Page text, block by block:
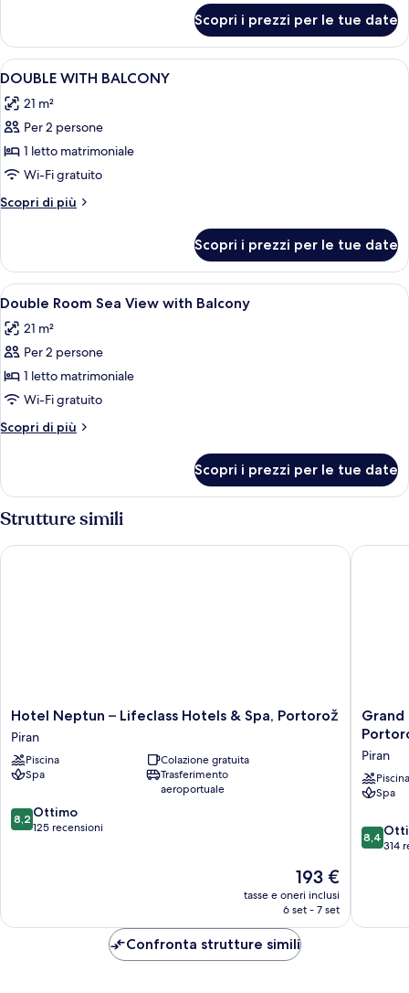
room
with
balcony
Scopri i prezzi per le tue date
Apri
tutte
le
foto
per
DOUBLE
WITH
BALCONY
Biancheria da letto di alta qualità,
1
DOUBLE WITH BALCONY
21 m²
Per 2 persone
1 letto matrimoniale
Wi-Fi gratuito
Scopri di più
Altri
WITH
BALCONY
Scopri i prezzi per le tue date
Apri
tutte
le
foto
per
Double
Room
Sea
with
Balcony
Biancheria da letto di alta qualità,
2
Double Room Sea View with Balcony
21 m²
Per 2 persone
1 letto matrimoniale
Wi-Fi gratuito
Scopri di più
Altri
Room
View
Balcony
Scopri i prezzi per le tue date
Strutture simili
Hotel
Neptun
–
Lifeclass
Hotels
Spa,
Portorož
Hotel Neptun – Lifeclass Hotels & Spa, Portorož
Piran
Piscina
Colazione gratuita
Spa
Trasferimento
aeroportuale
8.2
su
8,2 Ottimo
125 recensioni
Il
prezzo
attuale
193 €
193 €
tasse e oneri inclusi
6 set - 7 set
Hotel Neptun – Lifeclass Hotels & Spa, Portorož
Grand
Hotel
–
Lifeclass
Hotels
Spa,
Grand
Piran
Piscina
Spa
8.4
su
8,4
314
Grand
Confronta strutture simili